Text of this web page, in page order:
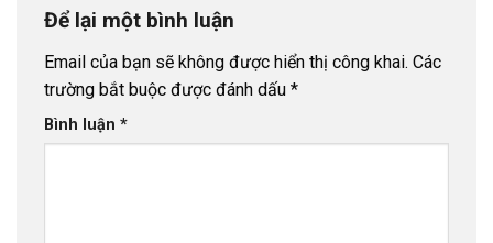
Để lại một bình luận
Email của bạn sẽ không được hiển thị công khai. Các
trường bắt buộc được đánh dấu *
Bình luận *